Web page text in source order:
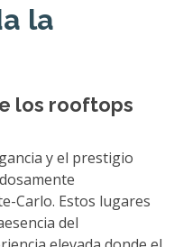
la
los rooftops
y el prestigio
Carlo. Estos lugares
del